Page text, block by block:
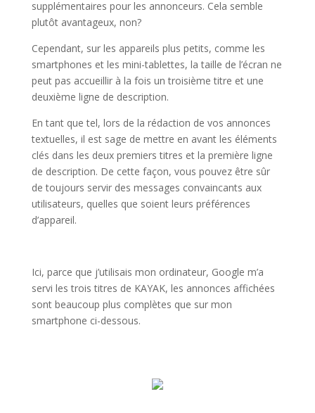
supplémentaires pour les annonceurs. Cela semble
plutôt avantageux, non?
Cependant, sur les appareils plus petits, comme les
smartphones et les mini-tablettes, la taille de l’écran ne
peut pas accueillir à la fois un troisième titre et une
deuxième ligne de description.
En tant que tel, lors de la rédaction de vos annonces
textuelles, il est sage de mettre en avant les éléments
clés dans les deux premiers titres et la première ligne
de description. De cette façon, vous pouvez être sûr
de toujours servir des messages convaincants aux
utilisateurs, quelles que soient leurs préférences
d’appareil.
Ici, parce que j’utilisais mon ordinateur, Google m’a
servi les trois titres de KAYAK, les annonces affichées
sont beaucoup plus complètes que sur mon
smartphone ci-dessous.